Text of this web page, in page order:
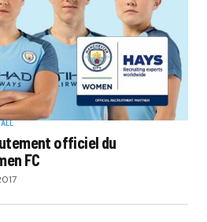
officiel du
FC